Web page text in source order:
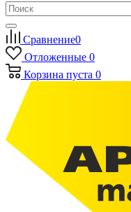
Сравнение0
Отложенные 0
Корзина пуста 0